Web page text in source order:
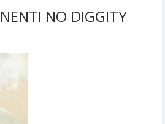
NO DIGGITY